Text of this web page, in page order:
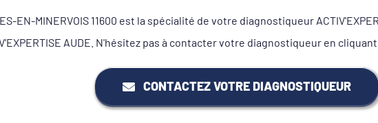
EN-MINERVOIS 11600 est la spécialité de votre diagnostiqueur
AUDE. N'hésitez pas à contacter votre diagnostiqueur en
CONTACTEZ VOTRE DIAGNOSTIQUEUR